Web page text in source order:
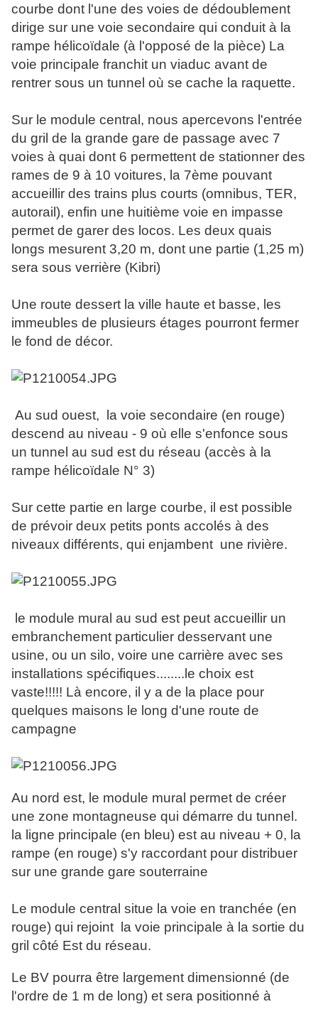
courbe dont l'une des voies de dédoublement
dirige sur une voie secondaire qui conduit à la
rampe hélicoïdale (à l'opposé de la pièce) La
voie principale franchit un viaduc avant de
rentrer sous un tunnel où se cache la raquette.
Sur le module central, nous apercevons l'entrée
du gril de la grande gare de passage avec 7
voies à quai dont 6 permettent de stationner des
rames de 9 à 10 voitures, la 7ème pouvant
accueillir des trains plus courts (omnibus, TER,
autorail), enfin une huitième voie en impasse
permet de garer des locos. Les deux quais
longs mesurent 3,20 m, dont une partie (1,25 m)
sera sous verrière (Kibri)
Une route dessert la ville haute et basse, les
immeubles de plusieurs étages pourront fermer
le fond de décor.
Au sud ouest, la voie secondaire (en rouge)
descend au niveau - 9 où elle s'enfonce sous
un tunnel au sud est du réseau (accès à la
rampe hélicoïdale N° 3)
Sur cette partie en large courbe, il est possible
de prévoir deux petits ponts accolés à des
niveaux différents, qui enjambent une rivière.
le module mural au sud est peut accueillir un
embranchement particulier desservant une
usine, ou un silo, voire une carrière avec ses
installations spécifiques........le choix est
vaste!!!!! Là encore, il y a de la place pour
quelques maisons le long d'une route de
campagne
Au nord est, le module mural permet de créer
une zone montagneuse qui démarre du tunnel.
la ligne principale (en bleu) est au niveau + 0, la
rampe (en rouge) s'y raccordant pour distribuer
sur une grande gare souterraine
Le module central situe la voie en tranchée (en
rouge) qui rejoint la voie principale à la sortie du
gril côté Est du réseau.
Le BV pourra être largement dimensionné (de
l'ordre de 1 m de long) et sera positionné à